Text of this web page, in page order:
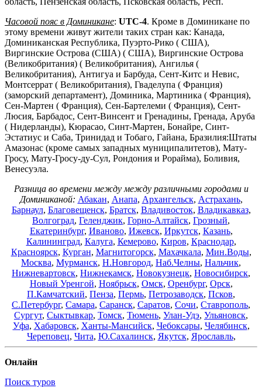
Часовой пояс в Доминикане: UTC-4. Кроме в Доминикане по
этому времени живут жители таких стран как: Канада,
Доминиканская Республика, Пуэрто-Рико ( США),
Виргинские Острова (США) ( США), Виргинские Острова
(Великобритания) ( Великобритания), Ангилья (
Великобритания), Антигуа и Барбуда, Сент-Китс и Невис,
Монтсеррат ( Великобритания), Гваделупа ( Франция)
(заморский департамент), Доминика, Мартиника ( Франция),
Сен-Мартен ( Франция), Сен-Бартелеми ( Франция), Сент-
Люсия, Барбадос, Сент-Винсент и Гренадины, Гренада, Аруба
( Нидерланды), Кюрасао, Синт-Мартен, Бонайре, Синт-
Эстатиус и Саба, Тринидад и Тобаго, Гайана, Бразилия:Штаты
Амазонас (кроме самых западных муниципалитетов), Мату-
Гросу, Мату-Гросу-ду-Сул, Рондония и Рорайма), Боливия,
Венесуэла.
Разница во времени между между различными городами и
Доминиканой: Абакан, Анапа, Архангельск, Астрахань,
Барнаул, Благовещенск, Братск, Владивосток, Владикавказ,
Волгоград, Геленджик, Горно-Алтайск, Грозный,
Екатеринбург, Иваново, Ижевск, Иркутск, Казань,
Калининград, Калуга, Кемерово, Киров, Краснодар,
Красноярск, Курган, Магнитогорск, Махачкала, Мин.Воды,
Москва, Мурманск, Н.Новгород, Наб.Челны, Нальчик,
Нижневартовск, Нижнекамск, Новокузнецк, Новосибирск,
Новый Уренгой, Ноябрьск, Омск, Оренбург, Орск,
П.Камчатский, Пенза, Пермь, Петрозаводск, Псков,
С.Петербург, Самара, Саранск, Саратов, Сочи, Ставрополь,
Сургут, Сыктывкар, Томск, Тюмень, Улан-Удэ, Ульяновск,
Уфа, Хабаровск, Ханты-Мансийск, Чебоксары, Челябинск,
Череповец, Чита, Ю.Сахалинск, Якутск, Ярославль,
Онлайн
Поиск туров